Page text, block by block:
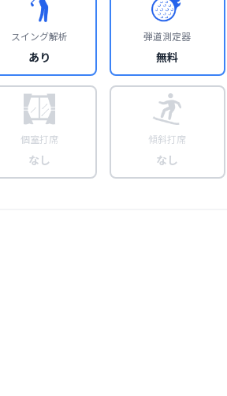
スイング解析
あり
弾道測定器
無料
個室打席
なし
傾斜打席
なし